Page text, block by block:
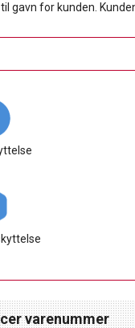
til gavn for kunden.
varenummer